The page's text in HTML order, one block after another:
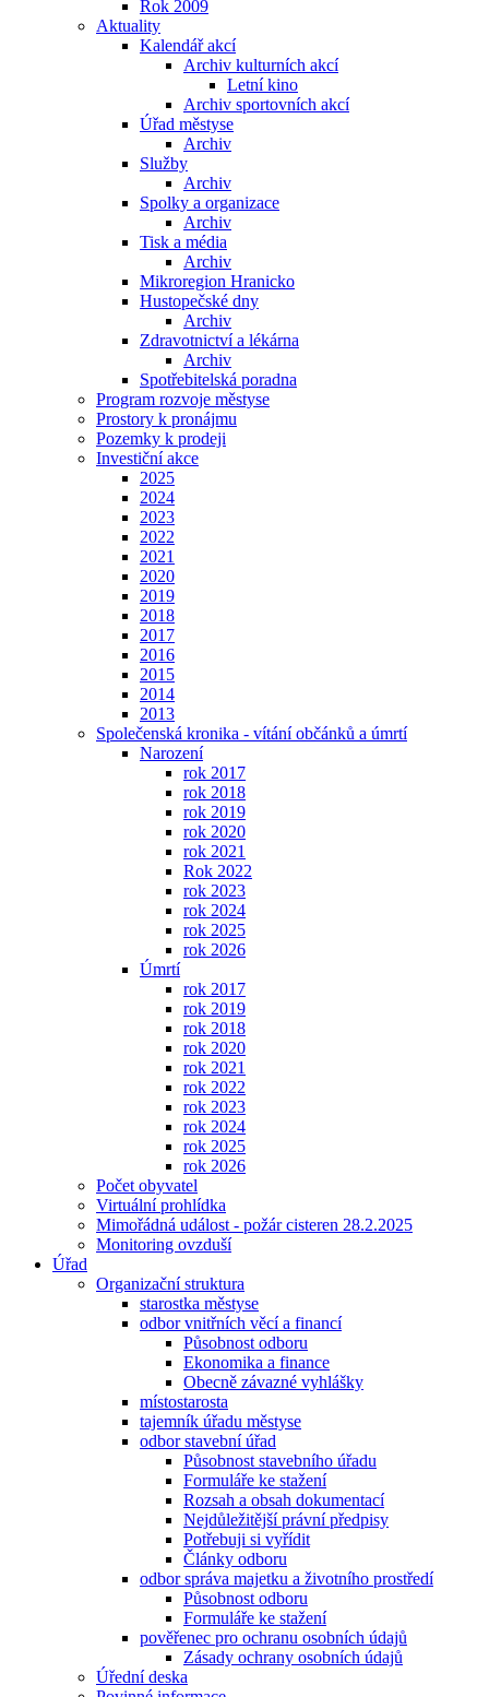
Rok 2009
Aktuality
Kalendář akcí
Archiv kulturních akcí
Letní kino
Archiv sportovních akcí
Úřad městyse
Archiv
Služby
Archiv
Spolky a organizace
Archiv
Tisk a média
Archiv
Mikroregion Hranicko
Hustopečské dny
Archiv
Zdravotnictví a lékárna
Archiv
Spotřebitelská poradna
Program rozvoje městyse
Prostory k pronájmu
Pozemky k prodeji
Investiční akce
2025
2024
2023
2022
2021
2020
2019
2018
2017
2016
2015
2014
2013
Společenská kronika - vítání občánků a úmrtí
Narození
rok 2017
rok 2018
rok 2019
rok 2020
rok 2021
Rok 2022
rok 2023
rok 2024
rok 2025
rok 2026
Úmrtí
rok 2017
rok 2019
rok 2018
rok 2020
rok 2021
rok 2022
rok 2023
rok 2024
rok 2025
rok 2026
Počet obyvatel
Virtuální prohlídka
Mimořádná událost - požár cisteren 28.2.2025
Monitoring ovzduší
Úřad
Organizační struktura
starostka městyse
odbor vnitřních věcí a financí
Působnost odboru
Ekonomika a finance
Obecně závazné vyhlášky
místostarosta
tajemník úřadu městyse
odbor stavební úřad
Působnost stavebního úřadu
Formuláře ke stažení
Rozsah a obsah dokumentací
Nejdůležitější právní předpisy
Potřebuji si vyřídit
Články odboru
odbor správa majetku a životního prostředí
Působnost odboru
Formuláře ke stažení
pověřenec pro ochranu osobních údajů
Zásady ochrany osobních údajů
Úřední deska